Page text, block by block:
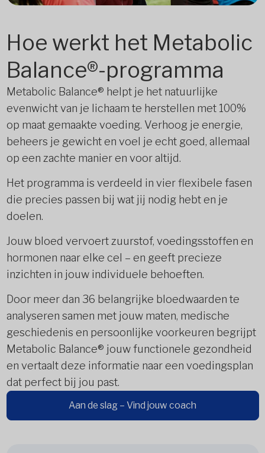
Hoe werkt het Metabolic
Balance®-programma
Metabolic Balance® helpt je het natuurlijke
evenwicht van je lichaam te herstellen met 100%
op maat gemaakte voeding. Verhoog je energie,
beheers je gewicht en voel je echt goed, allemaal
op een zachte manier en voor altijd.
Het programma is verdeeld in vier flexibele fasen
die precies passen bij wat jij nodig hebt en je
doelen.
Jouw bloed vervoert zuurstof, voedingsstoffen en
hormonen naar elke cel – en geeft precieze
inzichten in jouw individuele behoeften.
Door meer dan 36 belangrijke bloedwaarden te
analyseren samen met jouw maten, medische
geschiedenis en persoonlijke voorkeuren begrijpt
Metabolic Balance® jouw functionele gezondheid
en vertaalt deze informatie naar een voedingsplan
dat perfect bij jou past.
Aan de slag – Vind jouw coach